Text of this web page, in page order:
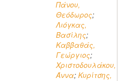
Πάνου,
Θεόδωρος;
Λιόγκας,
Βασίλης;
Καββαθάς,
Γεώργιος;
Χριστοδουλάκου,
Άννα; Κυρίτσης,